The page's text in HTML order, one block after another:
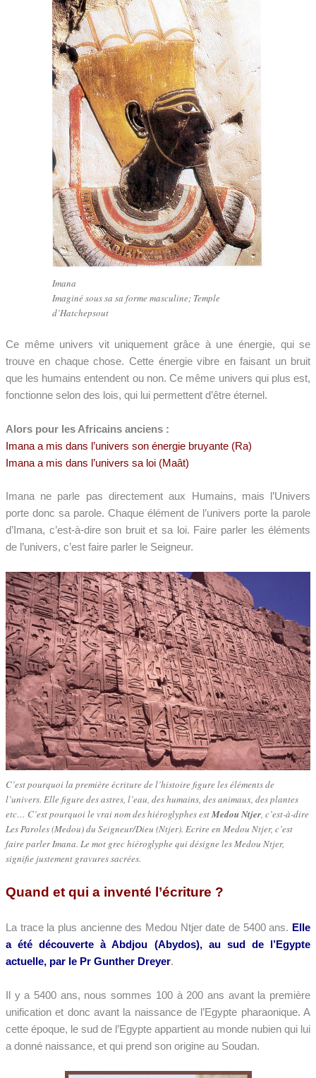
Imana
Imaginé sous sa sa forme masculine; Temple
d’Hatchepsout
Ce même univers vit uniquement grâce à une énergie, qui se
trouve en chaque chose. Cette énergie vibre en faisant un bruit
que les humains entendent ou non. Ce même univers qui plus est,
fonctionne selon des lois, qui lui permettent d’être éternel.
Alors pour les Africains anciens :
Imana a mis dans l’univers son énergie bruyante (Ra)
Imana a mis dans l’univers sa loi (Maât)
Imana ne parle pas directement aux Humains, mais l’Univers
porte donc sa parole. Chaque élément de l’univers porte la parole
d’Imana, c’est-à-dire son bruit et sa loi. Faire parler les éléments
de l’univers, c’est faire parler le Seigneur.
C’est pourquoi la première écriture de l’histoire figure les éléments de
l’univers. Elle figure des astres, l’eau, des humains, des animaux, des plantes
etc… C’est pourquoi le vrai nom des hiéroglyphes estMedou Ntjer, c’est-à-dire
Les Paroles (Medou) du Seigneur/Dieu (Ntjer). Ecrire en Medou Ntjer, c’est
faire parler Imana. Le mot grec hiéroglyphe qui désigne les Medou Ntjer,
signifie justement gravures sacrées.
Quand et qui a inventé l’écriture ?
La trace la plus ancienne des Medou Ntjer date de 5400 ans. Elle
a été découverte à Abdjou (Abydos), au sud de l’Egypte
actuelle, par le Pr Gunther Dreyer.
Il y a 5400 ans, nous sommes 100 à 200 ans avant la première
unification et donc avant la naissance de l’Egypte pharaonique. A
cette époque, le sud de l’Egypte appartient au monde nubien qui lui
a donné naissance, et qui prend son origine au Soudan.